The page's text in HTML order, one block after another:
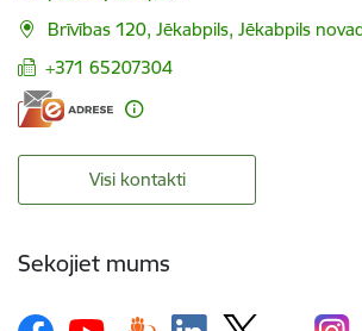
Brīvības 120, Jēkabpils, Jēkabpils
+371 65207304
Visi kontakti
Sekojiet mums